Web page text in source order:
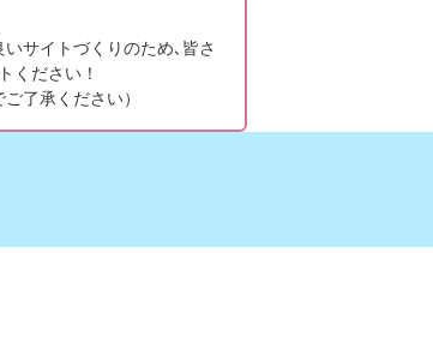
サイトづくりのため､皆さ
ください！
了承ください）